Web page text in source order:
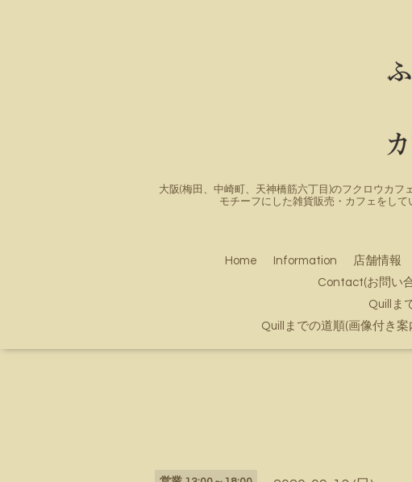
大阪(梅田、中崎町、天神橋筋六丁目)のフクロウカ
モチーフにした雑貨販売・カフェをし
Home Information 店舗情報
Contact(お問い
Quillま
Quillまでの道順(画像付き